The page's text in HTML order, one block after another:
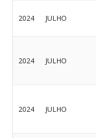
2024 JULHO
2024 JULHO
2024 JULHO